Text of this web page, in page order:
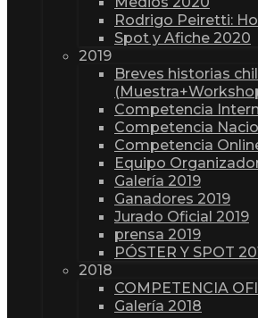
Rodrigo Peiretti:
Spot y Afiche 2020
2019
Breves historias
Competencia
Competencia
Competencia
Equipo
Galería 2019
Ganadores 2019
Jurado Oficial 2019
prensa 2019
PÓSTER Y SPOT
2018
COMPETENCIA
Galería 2018